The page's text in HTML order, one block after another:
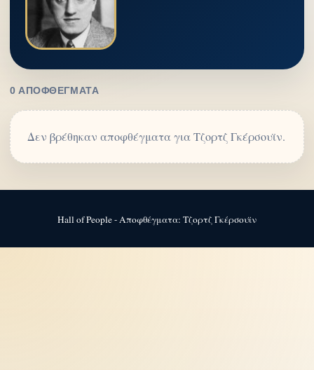
0 ΑΠΟΦΘΈΓΜΑΤΑ
Δεν βρέθηκαν αποφθέγματα για Τζορτζ Γκέρσουϊν.
Hall of People - Αποφθέγματα: Τζορτζ Γκέρσουϊν